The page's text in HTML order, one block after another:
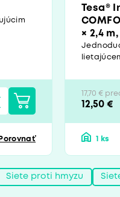
Porovnať
Tesa®
× 2,4
17,70 €
12,50 €
1 ks
Siete proti hmyzu